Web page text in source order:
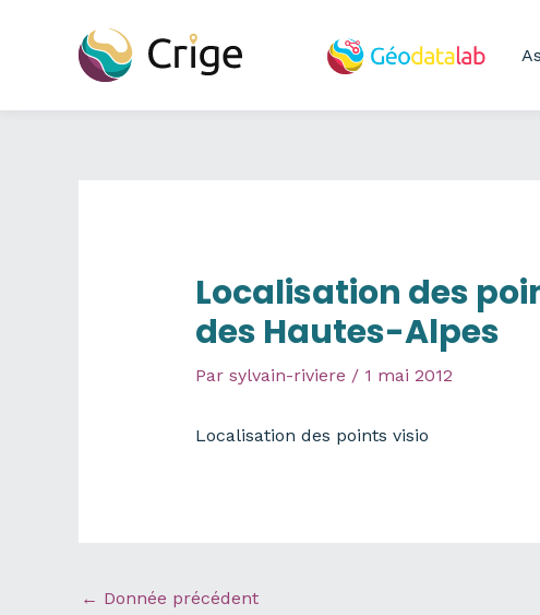
Localisation des
des Hautes-Alpes
Par sylvain-riviere / 1 mai 2012
Localisation des points visio
← Donnée précédent